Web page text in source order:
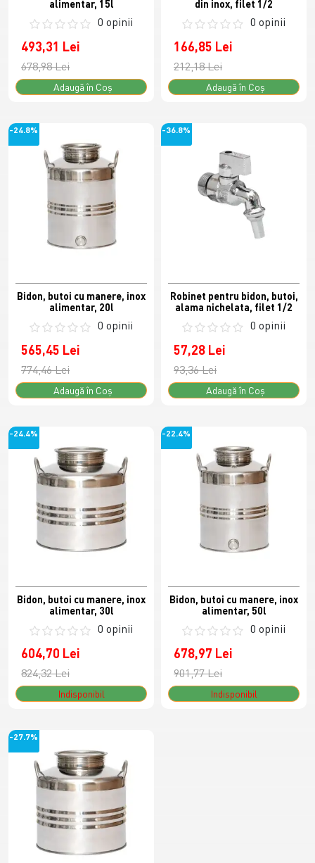
alimentar, 15l
0 opinii
493,31 Lei
678,98 Lei
Adaugă în Coş
din inox, filet 1/2
0 opinii
166,85 Lei
212,18 Lei
Adaugă în Coş
-24.8%
Bidon, butoi cu manere, inox
alimentar, 20l
0 opinii
565,45 Lei
774,46 Lei
Adaugă în Coş
-36.8%
Robinet pentru bidon, butoi,
alama nichelata, filet 1/2
0 opinii
57,28 Lei
93,36 Lei
Adaugă în Coş
-24.4%
Bidon, butoi cu manere, inox
alimentar, 30l
0 opinii
604,70 Lei
824,32 Lei
Indisponibil
-22.4%
Bidon, butoi cu manere, inox
alimentar, 50l
0 opinii
678,97 Lei
901,77 Lei
Indisponibil
-27.7%